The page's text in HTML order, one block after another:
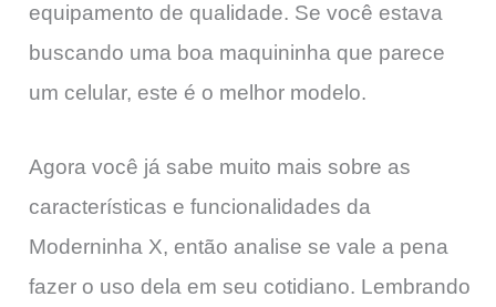
equipamento de qualidade. Se você estava
buscando uma boa maquininha que parece
um celular, este é o melhor modelo.
Agora você já sabe muito mais sobre as
características e funcionalidades da
Moderninha X, então analise se vale a pena
fazer o uso dela em seu cotidiano. Lembrando